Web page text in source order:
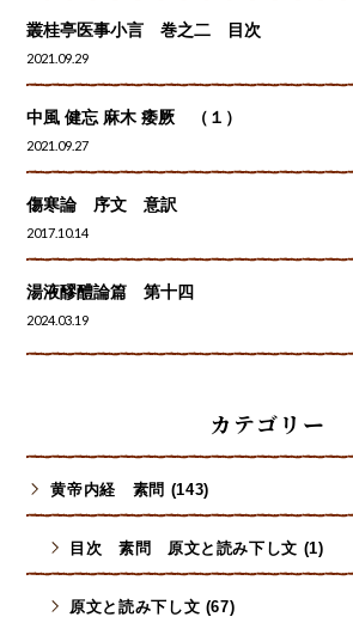
叢桂亭医事小言 巻之二 目次
2021.09.29
中風 健忘 麻木 痿厥 （１）
2021.09.27
傷寒論 序文 意訳
2017.10.14
湯液醪醴論篇 第十四
2024.03.19
カテゴリー
黄帝内経 素問 (143)
目次 素問 原文と読み下し文 (1)
原文と読み下し文 (67)